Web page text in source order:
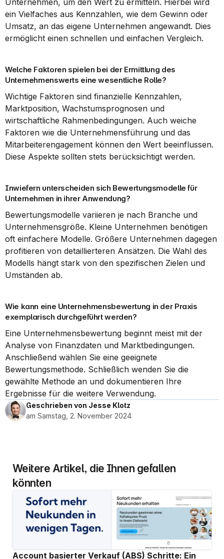
Unternehmen, um den Wert zu ermitteln. Hierbei wird
ein Vielfaches aus Kennzahlen, wie dem Gewinn oder
Umsatz, an das eigene Unternehmen angewandt. Dies
ermöglicht einen schnellen und einfachen Vergleich.
Welche Faktoren spielen bei der Ermittlung des
Unternehmenswerts eine wesentliche Rolle?
Wichtige Faktoren sind finanzielle Kennzahlen,
Marktposition, Wachstumsprognosen und
wirtschaftliche Rahmenbedingungen. Auch weiche
Faktoren wie die Unternehmensführung und das
Mitarbeiterengagement können den Wert beeinflussen.
Diese Aspekte sollten stets berücksichtigt werden.
Inwiefern unterscheiden sich Bewertungsmodelle für
Unternehmen in ihrer Anwendung?
Bewertungsmodelle variieren je nach Branche und
Unternehmensgröße. Kleine Unternehmen benötigen
oft einfachere Modelle. Größere Unternehmen dagegen
profitieren von detaillierteren Ansätzen. Die Wahl des
Modells hängt stark von den spezifischen Zielen und
Umständen ab.
Wie kann eine Unternehmensbewertung in der Praxis
exemplarisch durchgeführt werden?
Eine Unternehmensbewertung beginnt meist mit der
Analyse von Finanzdaten und Marktbedingungen.
Anschließend wählen Sie eine geeignete
Bewertungsmethode. Schließlich wenden Sie die
gewählte Methode an und dokumentieren Ihre
Ergebnisse für die weitere Verwendung.
Geschrieben von Jesse Klotz
am Samstag, 2. November 2024
Weitere Artikel, die Ihnen gefallen
könnten
Account basierter Verkauf (ABS) Schritte: Ein